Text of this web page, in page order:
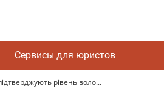
Сервисы для юристов
рівень воло...